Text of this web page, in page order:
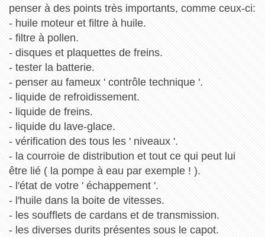
penser à des points très importants, comme ceux-ci:
- huile moteur et filtre à huile.
- filtre à pollen.
- disques et plaquettes de freins.
- tester la batterie.
- penser au fameux ' contrôle technique '.
- liquide de refroidissement.
- liquide de freins.
- liquide du lave-glace.
- vérification des tous les ' niveaux '.
- la courroie de distribution et tout ce qui peut lui
être lié ( la pompe à eau par exemple ! ).
- l'état de votre ' échappement '.
- l'huile dans la boite de vitesses.
- les soufflets de cardans et de transmission.
- les diverses durits présentes sous le capot.